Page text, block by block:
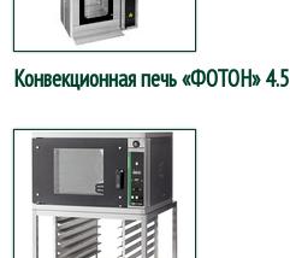
Конвекционная печь «ФОТОН» 4.5